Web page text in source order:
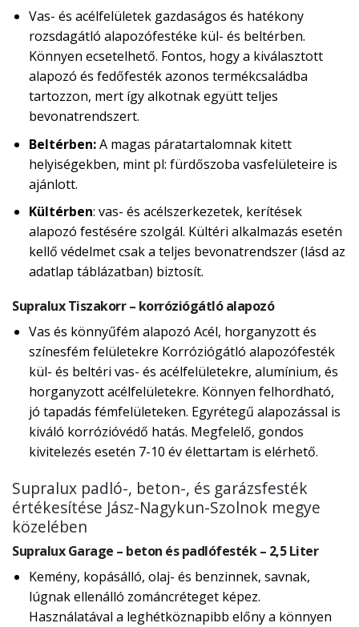
Vas- és acélfelületek gazdaságos és hatékony
rozsdagátló alapozófestéke kül- és beltérben.
Könnyen ecsetelhető. Fontos, hogy a kiválasztott
alapozó és fedőfesték azonos termékcsaládba
tartozzon, mert így alkotnak együtt teljes
bevonatrendszert.
Beltérben:A magas páratartalomnak kitett
helyiségekben, mint pl: fürdőszoba vasfelületeire is
ajánlott.
Kültérben: vas- és acélszerkezetek, kerítések
alapozó festésére szolgál. Kültéri alkalmazás esetén
kellő védelmet csak a teljes bevonatrendszer (lásd az
adatlap táblázatban) biztosít.
Supralux Tiszakorr – korróziógátló alapozó
Vas és könnyűfém alapozó Acél, horganyzott és
színesfém felületekre Korróziógátló alapozófesték
kül- és beltéri vas- és acélfelületekre, alumínium, és
horganyzott acélfelületekre. Könnyen felhordható,
jó tapadás fémfelületeken. Egyrétegű alapozással is
kiváló korrózióvédő hatás. Megfelelő, gondos
kivitelezés esetén 7-10 év élettartam is elérhető.
Supralux padló-, beton-, és garázsfesték
értékesítése Jász-Nagykun-Szolnok megye
közelében
Supralux Garage – beton és padlófesték – 2,5 Liter
Kemény, kopásálló, olaj- és benzinnek, savnak,
lúgnak ellenálló zománcréteget képez.
Használatával a leghétköznapibb előny a könnyen